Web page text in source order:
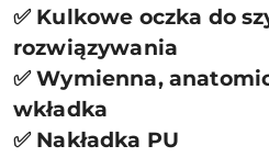
✅ Kulkowe oczka do
rozwiązywania
✅ Wymienna,
wkładka
✅ Nakładka PU